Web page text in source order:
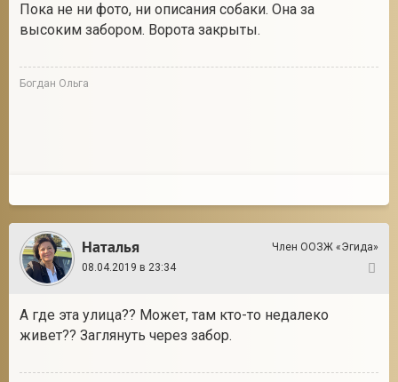
Пока не ни фото, ни описания собаки. Она за
высоким забором. Ворота закрыты.
Богдан Ольга
Наталья
Член ООЗЖ «Эгида»
08.04.2019 в 23:34
А где эта улица?? Может, там кто-то недалеко
живет?? Заглянуть через забор.